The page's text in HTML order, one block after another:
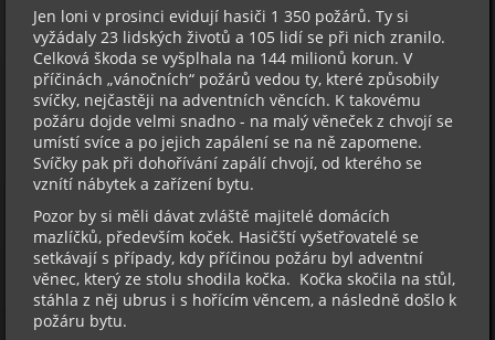
Jen loni v prosinci evidují hasiči 1 350 požárů. Ty si
vyžádaly 23 lidských životů a 105 lidí se při nich zranilo.
Celková škoda se vyšplhala na 144 milionů korun. V
příčinách „vánočních“ požárů vedou ty, které způsobily
svíčky, nejčastěji na adventních věncích. K takovému
požáru dojde velmi snadno - na malý věneček z chvojí se
umístí svíce a po jejich zapálení se na ně zapomene.
Svíčky pak při dohořívání zapálí chvojí, od kterého se
vznítí nábytek a zařízení bytu.
Pozor by si měli dávat zvláště majitelé domácích
mazlíčků, především koček. Hasičští vyšetřovatelé se
setkávají s případy, kdy příčinou požáru byl adventní
věnec, který ze stolu shodila kočka. Kočka skočila na stůl,
stáhla z něj ubrus i s hořícím věncem, a následně došlo k
požáru bytu.